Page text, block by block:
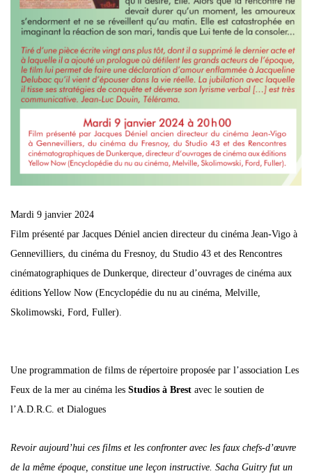
Mardi 9 janvier 2024
Film présenté par Jacques Déniel ancien directeur du cinéma Jean-Vigo à
Gennevilliers, du cinéma du Fresnoy, du Studio 43 et des Rencontres
cinématographiques de Dunkerque, directeur d’ouvrages de cinéma aux
éditions Yellow Now (Encyclopédie du nu au cinéma, Melville,
Skolimowski, Ford, Fuller).
Une programmation de films de répertoire proposée par l’association Les
Feux de la mer au cinéma les Studios à Brest avec le soutien de
l’A.D.R.C. et Dialogues
Revoir aujourd’hui ces films et les confronter avec les faux chefs-d’œuvre
de la même époque, constitue une leçon instructive. Sacha Guitry fut un